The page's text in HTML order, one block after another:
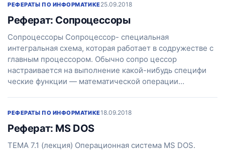
РЕФЕРАТЫ ПО ИНФОРМАТИКЕ25.09.2018
Реферат: Сопроцессоры
Сопроцессоры Сопроцессор- специальная
интегральная схема, которая работает в содружестве с
главным процессором. Обычно сопро цессор
настраивается на выполнение какой-нибудь специфи
ческие функции — математической операции…
РЕФЕРАТЫ ПО ИНФОРМАТИКЕ18.09.2018
Реферат: MS DOS
ТЕМА 7.1 (лекция) Операционная система MS DOS.